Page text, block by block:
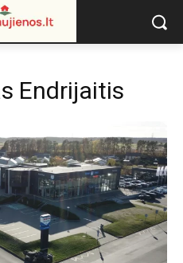
Endrijaitis